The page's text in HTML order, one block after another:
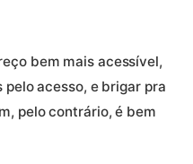
bem mais acessível,
pelo acesso, e brigar pra
pelo contrário, é bem